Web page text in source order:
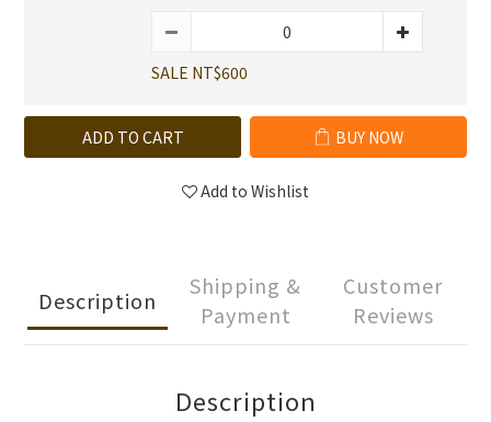
SALE NT$600
ADD TO CART BUY NOW
Add to Wishlist
Description
Shipping &
Payment
Customer
Reviews
Description